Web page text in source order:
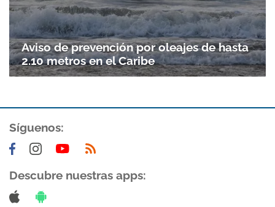
Aviso de prevención por oleajes de hasta
2.10 metros en el Caribe
Síguenos:
Descubre nuestras apps: